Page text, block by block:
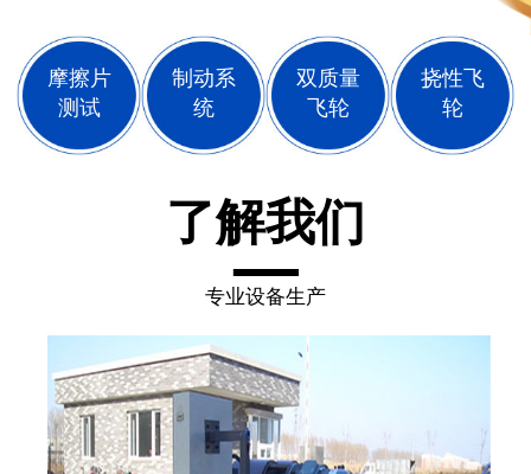
摩擦片
测试
制动系
统
双质量
飞轮
挠性飞
轮
了解我们
专业设备生产